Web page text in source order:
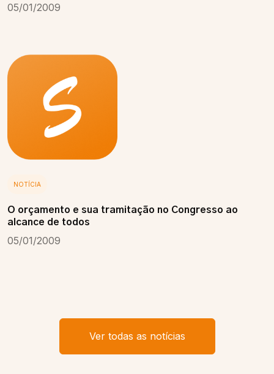
05/01/2009
NOTÍCIA
O orçamento e sua tramitação no Congresso ao
alcance de todos
05/01/2009
Ver todas as notícias